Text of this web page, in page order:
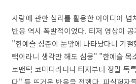
사랑에 관한 심리를 활용한 아이디어 넘
반응 역시 폭발적이었다. 티저 영상이
"한예슬 성준이 눈앞에 나타났다니 기
택이라니 생각만 해도 심쿵" "한예슬 목
로맨틱 코미디라더니 티저부터 정말 독
다" 등 뜨거운 반응을 전했다. 피실험자